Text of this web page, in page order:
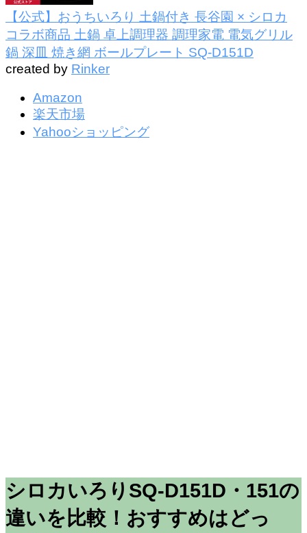
【公式】おうちいろり 土鍋付き 長谷園 × シロカ
コラボ商品 土鍋 卓上調理器 調理家電 電気グリル
鍋 深皿 焼き網 ボールプレート SQ-D151D
created by Rinker
Amazon
楽天市場
Yahooショッピング
シロカいろりSQ-D151D・151の
違いを比較！おすすめはどっ